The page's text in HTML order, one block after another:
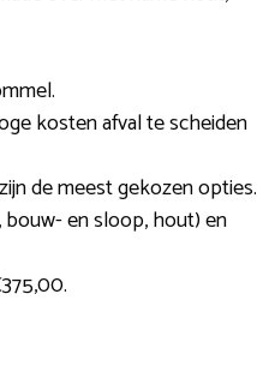
kosten afval te scheiden
de meest gekozen opties.
en sloop, hout) en